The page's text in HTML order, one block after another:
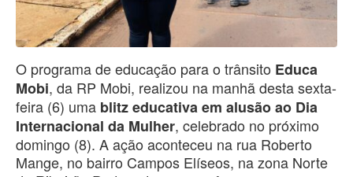
O programa de educação para o trânsito Educa
Mobi, da RP Mobi, realizou na manhã desta sexta-
feira (6) uma blitz educativa em alusão ao Dia
Internacional da Mulher, celebrado no próximo
domingo (8). A ação aconteceu na rua Roberto
Mange, no bairro Campos Elíseos, na zona Norte